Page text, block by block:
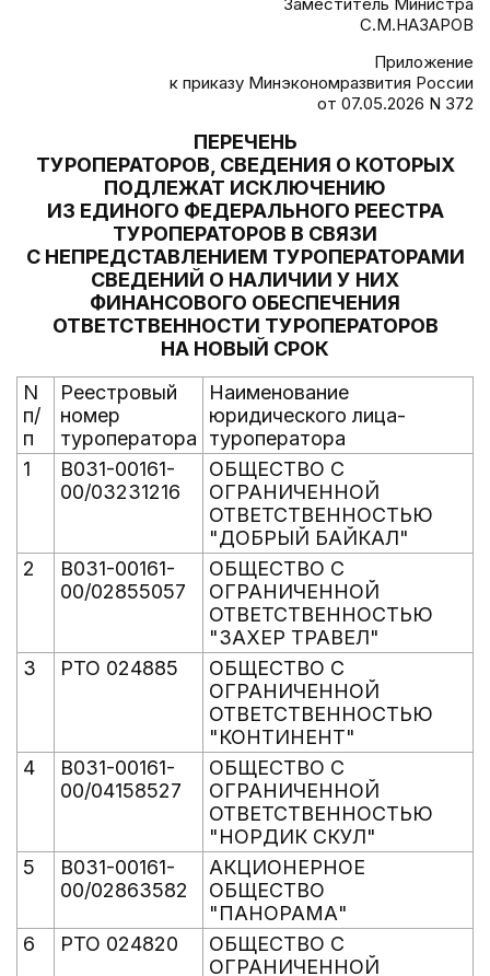
С.М.НАЗАРОВ
Приложение
к приказу Минэкономразвития России
от 07.05.2026 N 372
ПЕРЕЧЕНЬ
ТУРОПЕРАТОРОВ, СВЕДЕНИЯ О КОТОРЫХ
ПОДЛЕЖАТ ИСКЛЮЧЕНИЮ
ИЗ ЕДИНОГО ФЕДЕРАЛЬНОГО РЕЕСТРА
ТУРОПЕРАТОРОВ В СВЯЗИ
С НЕПРЕДСТАВЛЕНИЕМ ТУРОПЕРАТОРАМИ
СВЕДЕНИЙ О НАЛИЧИИ У НИХ
ФИНАНСОВОГО ОБЕСПЕЧЕНИЯ
ОТВЕТСТВЕННОСТИ ТУРОПЕРАТОРОВ
НА НОВЫЙ СРОК
N
п/
п
Реестровый
номер
туроператора
Наименование
юридического лица-
туроператора
1
В031-00161-
00/03231216
ОБЩЕСТВО С
ОГРАНИЧЕННОЙ
ОТВЕТСТВЕННОСТЬЮ
"ДОБРЫЙ БАЙКАЛ"
2
В031-00161-
00/02855057
ОБЩЕСТВО С
ОГРАНИЧЕННОЙ
ОТВЕТСТВЕННОСТЬЮ
"ЗАХЕР ТРАВЕЛ"
3
РТО 024885
ОБЩЕСТВО С
ОГРАНИЧЕННОЙ
ОТВЕТСТВЕННОСТЬЮ
"КОНТИНЕНТ"
4
В031-00161-
00/04158527
ОБЩЕСТВО С
ОГРАНИЧЕННОЙ
ОТВЕТСТВЕННОСТЬЮ
"НОРДИК СКУЛ"
5
В031-00161-
00/02863582
АКЦИОНЕРНОЕ
ОБЩЕСТВО
"ПАНОРАМА"
6
РТО 024820
ОБЩЕСТВО С
ОГРАНИЧЕННОЙ